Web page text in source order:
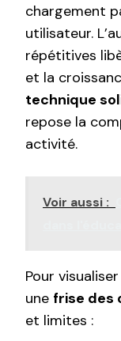
chargement
utilisateur.
répétitives
et la
technique
repose la
activité.
Voir aussi :
Pour
une frise des
et limites :